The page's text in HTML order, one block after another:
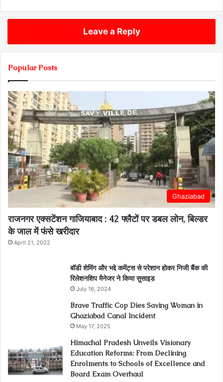
Leave a Reply
Popular Posts
Ghaziabad
राजनगर एक्सटेंशन गाजियाबाद : 42 फ्लैटों पर डबल लोन, बिल्डर
के जाल में फंसे खरीदार
April 21, 2022
बॉडी शेमिंग और भद्दे कमेंट्स से परेशान होकर निजी बैंक की
रिलेशनशिप मैनेजर ने किया सुसाइड
July 16, 2024
Brave Traffic Cop Dies Saving Woman in
Ghaziabad Canal Incident
May 17, 2025
Himachal Pradesh Unveils Visionary
Education Reforms: From Declining
Enrolments to Schools of Excellence and
Board Exam Overhaul